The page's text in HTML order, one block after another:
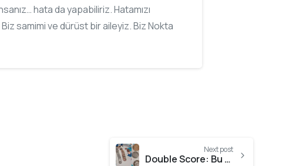
hata da yapabiliriz. Hatamızı
samimi ve dürüst bir aileyiz. Biz Nokta
Next post
Double Score: Bu Makineyi Gerçekten Çok Sevdim